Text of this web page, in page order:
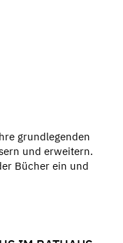
grundlegenden
und erweitern.
Bücher ein und